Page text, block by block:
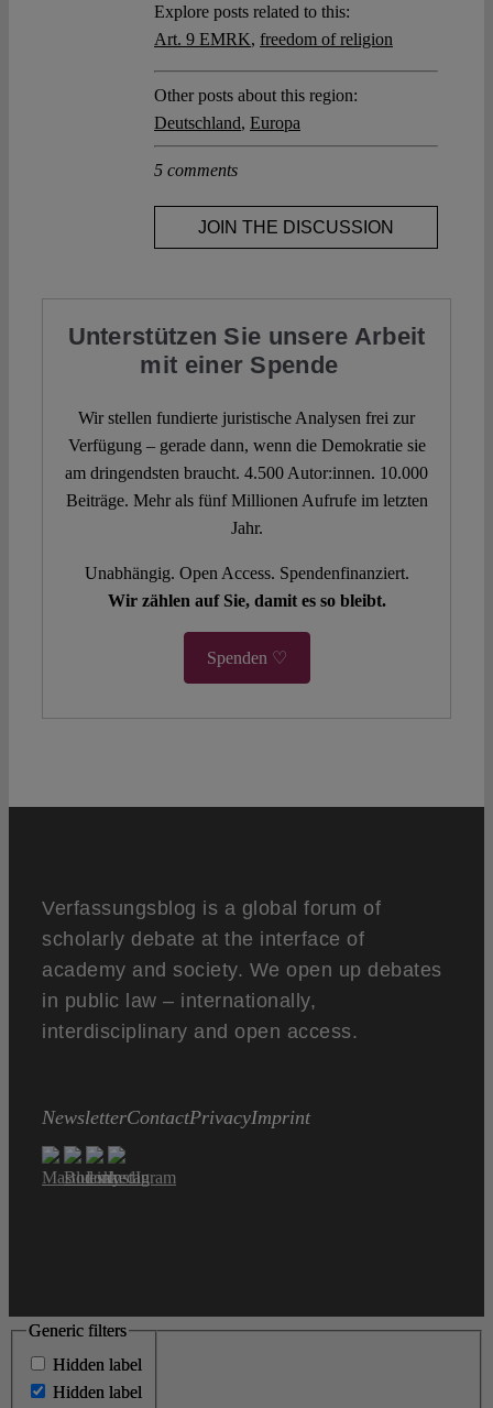
Explore posts related to this:
Art. 9 EMRK, freedom of religion
Other posts about this region:
Deutschland, Europa
5 comments
JOIN THE DISCUSSION
Unterstützen Sie unsere Arbeit
mit einer Spende
Wir stellen fundierte juristische Analysen frei zur
Verfügung – gerade dann, wenn die Demokratie sie
am dringendsten braucht. 4.500 Autor:innen. 10.000
Beiträge. Mehr als fünf Millionen Aufrufe im letzten
Jahr.
Unabhängig. Open Access. Spendenfinanziert.
Wir zählen auf Sie, damit es so bleibt.
Spenden ♡
Verfassungsblog is a global forum of
scholarly debate at the interface of
academy and society. We open up debates
in public law – internationally,
interdisciplinary and open access.
NewsletterContactPrivacyImprint
Generic filters
Hidden label
Hidden label
Generic filters
Hidden label
Hidden label